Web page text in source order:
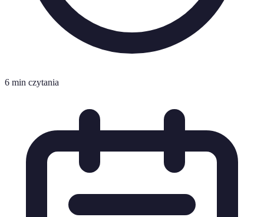
6 min czytania